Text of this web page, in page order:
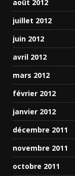
août 2012
juillet 2012
juin 2012
avril 2012
mars 2012
février 2012
janvier 2012
décembre 2011
novembre 2011
octobre 2011